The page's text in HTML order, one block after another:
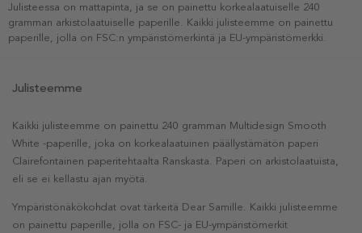
Julisteessa on mattapinta, ja se on painettu korkealaatuiselle 240
gramman arkistolaatuiselle paperille. Kaikki julisteemme on painettu
paperille, jolla on FSC:n ympäristömerkintä ja EU-ympäristömerkki.
Julisteemme
Kaikki julisteemme on painettu 240 gramman Multidesign Smooth
White -paperille, joka on korkealaatuinen päällystämätön paperi
Clairefontainen paperitehtaalta Ranskasta. Paperi on arkistolaatuista,
eli se ei kellastu ajan myötä.
Ympäristönäkökohdat ovat tärkeitä Dear Samille. Kaikki julisteemme
on painettu paperille, jolla on FSC- ja EU-ympäristömerkit